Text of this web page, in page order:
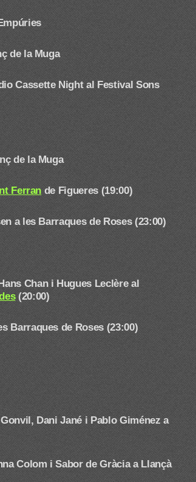
de la Muga
Cassette Nightal Festival Sons
de la Muga
Ferran de Figueres (19:00)
a les Barraques de Roses (23:00)
Chan i Hugues Leclère al
(20:00)
Barraques de Roses (23:00)
Dani Jané i Pablo Giméneza
Colom i Sabor de Gràcia a Llançà